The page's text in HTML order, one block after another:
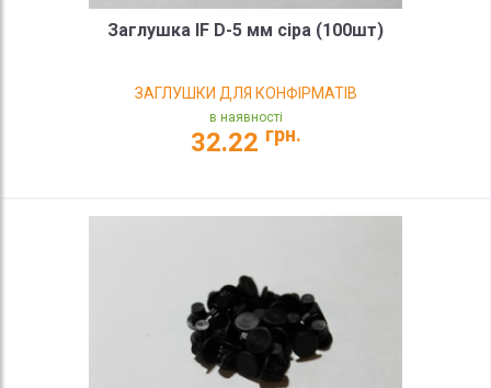
Заглушка IF D-5 мм сіра (100шт)
ЗАГЛУШКИ ДЛЯ КОНФІРМАТІВ
в наявності
32.22 грн.